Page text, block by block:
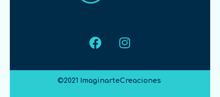
©2021 ImaginarteCreaciones